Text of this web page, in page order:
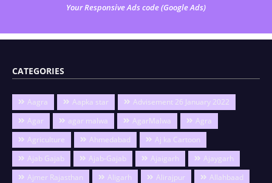
Your Responsive Ads code (Google Ads)
CATEGORIES
Aagra Aapka star
Advisement 26 January 2022
Agar
agar malwa AgarMalwa
Agra
Agriculture
Ahmedabad
Aj ka Cartoon
Ajab Gajab
Ajab-Gajab Ajaigarh
Ajaygarh
Ajmer Rajasthan
Aligarh Alirajpur
Allahbaad